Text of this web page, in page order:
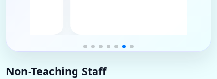
Non-Teaching Staff